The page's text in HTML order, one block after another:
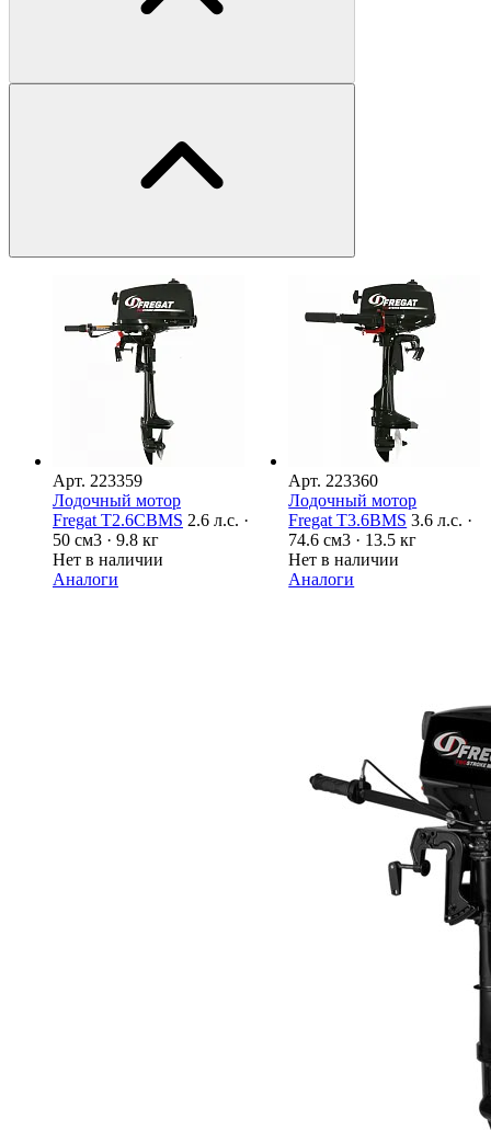
Арт. 223359
Лодочный мотор
Fregat T2.6CBMS 2.6 л.с. ·
50 см3 · 9.8 кг
Нет в наличии
Аналоги
Арт. 223360
Лодочный мотор
Fregat T3.6BMS 3.6 л.с. ·
74.6 см3 · 13.5 кг
Нет в наличии
Аналоги